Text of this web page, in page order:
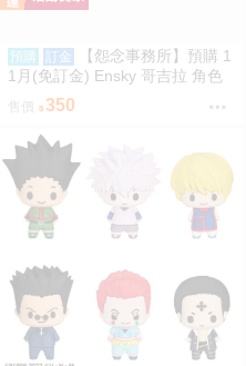
預購 訂金
【怨念事務所】預購 1
1月(免訂金) Ensky 哥吉拉 角色
骰子6入組 EN-D01 哥吉拉(1995)
0816
350